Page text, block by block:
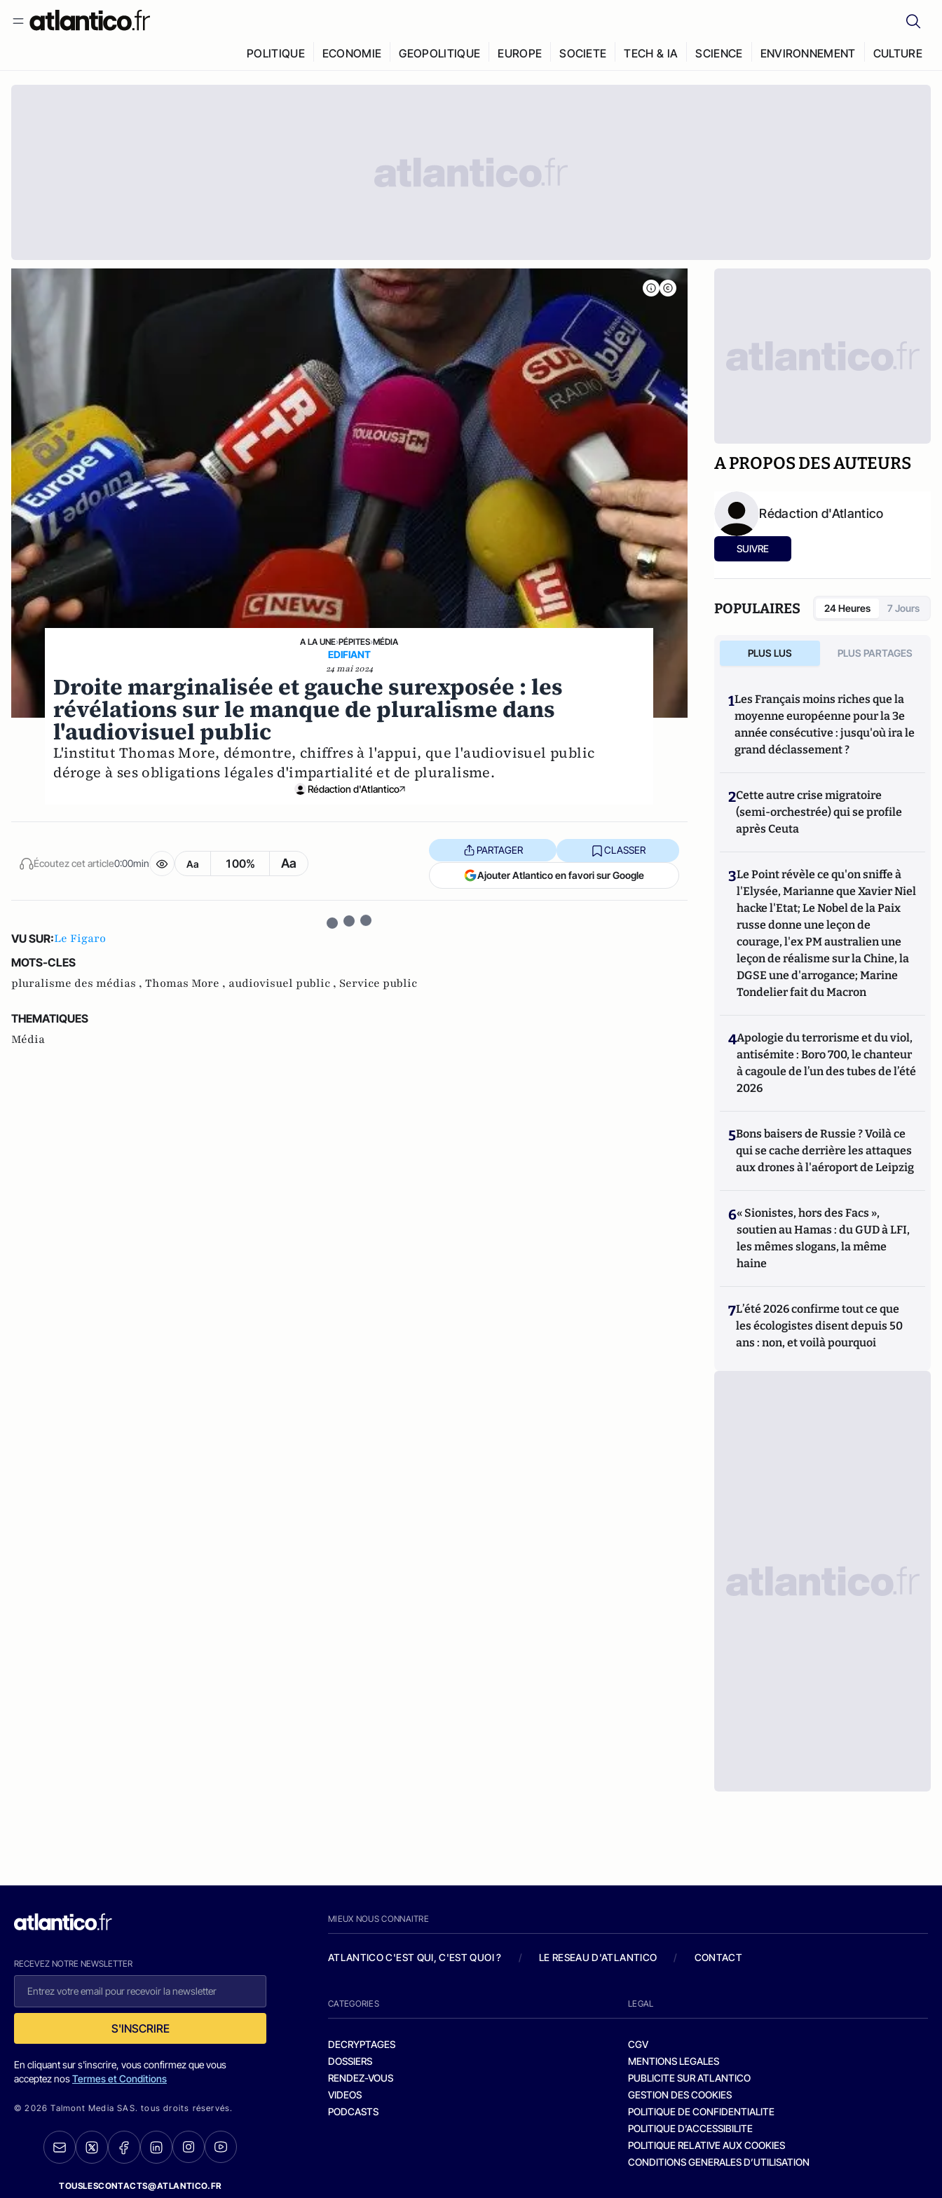
POLITIQUE ECONOMIE GEOPOLITIQUE EUROPE SOCIETE TECH & IA SCIENCE ENVIRONNEMENT CULTURE
A LA UNE›PÉPITES›MÉDIA
EDIFIANT
24 mai 2024
Droite marginalisée et gauche surexposée : les
révélations sur le manque de pluralisme dans
l'audiovisuel public
L'institut Thomas More, démontre, chiffres à l'appui, que l'audiovisuel public
déroge à ses obligations légales d'impartialité et de pluralisme.
Rédaction d'Atlantico
Écoutez cet article0:00min Aa 100% Aa
PARTAGER CLASSER
Ajouter Atlantico en favori sur Google
VU SUR:Le Figaro
MOTS-CLES
pluralisme des médias , Thomas More , audiovisuel public , Service public
THEMATIQUES
Média
A PROPOS DES AUTEURS
Rédaction d'Atlantico
SUIVRE
POPULAIRES 24 Heures 7 Jours
PLUS LUS PLUS PARTAGES
1Les Français moins riches que la
moyenne européenne pour la 3e
année consécutive : jusqu'où ira le
grand déclassement ?
2Cette autre crise migratoire
(semi-orchestrée) qui se profile
après Ceuta
3Le Point révèle ce qu'on sniffe à
l'Elysée, Marianne que Xavier Niel
hacke l'Etat; Le Nobel de la Paix
russe donne une leçon de
courage, l'ex PM australien une
leçon de réalisme sur la Chine, la
DGSE une d'arrogance; Marine
Tondelier fait du Macron
4Apologie du terrorisme et du viol,
antisémite : Boro 700, le chanteur
à cagoule de l’un des tubes de l’été
2026
5Bons baisers de Russie ? Voilà ce
qui se cache derrière les attaques
aux drones à l'aéroport de Leipzig
6« Sionistes, hors des Facs »,
soutien au Hamas : du GUD à LFI,
les mêmes slogans, la même
haine
7L’été 2026 confirme tout ce que
les écologistes disent depuis 50
ans : non, et voilà pourquoi
RECEVEZ NOTRE NEWSLETTER
S'INSCRIRE
En cliquant sur s'inscrire, vous confirmez que vous
acceptez nosTermes et Conditions
© 2026 Talmont Media SAS. tous droits réservés.
TOUSLESCONTACTS@ATLANTICO.FR
MIEUX NOUS CONNAITRE
ATLANTICO C'EST QUI, C'EST QUOI ? / LE RESEAU D'ATLANTICO / CONTACT
CATEGORIES
DECRYPTAGES
DOSSIERS
RENDEZ-VOUS
VIDEOS
PODCASTS
LEGAL
CGV
MENTIONS LEGALES
PUBLICITE SUR ATLANTICO
GESTION DES COOKIES
POLITIQUE DE CONFIDENTIALITE
POLITIQUE D’ACCESSIBILITE
POLITIQUE RELATIVE AUX COOKIES
CONDITIONS GENERALES D’UTILISATION